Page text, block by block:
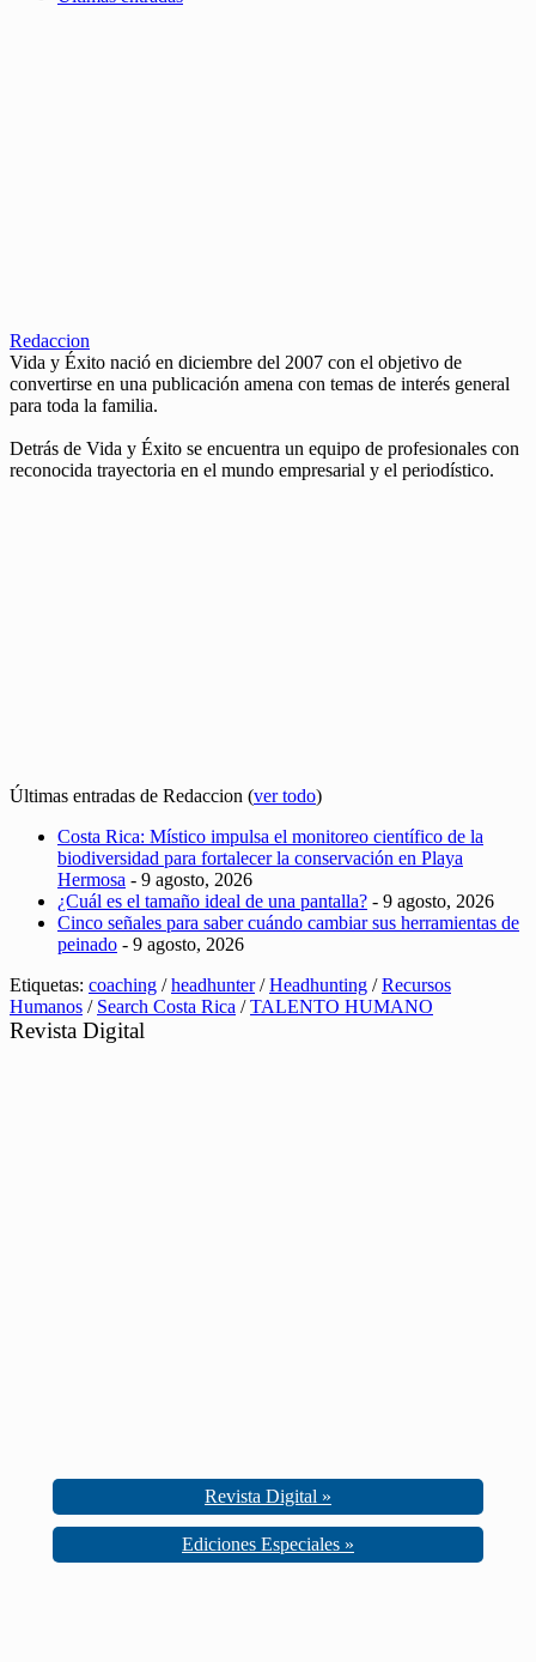
Redaccion
Vida y Éxito nació en diciembre del 2007 con el objetivo de
convertirse en una publicación amena con temas de interés general
para toda la familia.
Detrás de Vida y Éxito se encuentra un equipo de profesionales con
reconocida trayectoria en el mundo empresarial y el periodístico.
Últimas entradas de Redaccion (ver todo)
Costa Rica: Místico impulsa el monitoreo científico de la
biodiversidad para fortalecer la conservación en Playa
Hermosa - 9 agosto, 2026
¿Cuál es el tamaño ideal de una pantalla? - 9 agosto, 2026
Cinco señales para saber cuándo cambiar sus herramientas de
peinado - 9 agosto, 2026
Etiquetas: coaching /headhunter/Headhunting /Recursos
Humanos / Search Costa Rica /TALENTO HUMANO
Revista Digital
Revista Digital »
Ediciones Especiales »